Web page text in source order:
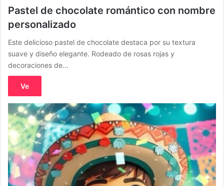
Pastel de chocolate romántico con nombre
personalizado
Este delicioso pastel de chocolate destaca por su textura
suave y diseño elegante. Rodeado de rosas rojas y
decoraciones de…
Ve